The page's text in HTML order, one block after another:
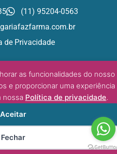
as funcionalidades do nosso
e proporcionar uma experiência
nossa Política de privacidade.
Aceitar
Fechar
(11) 95204-0563
de Privacidade
por:
tz